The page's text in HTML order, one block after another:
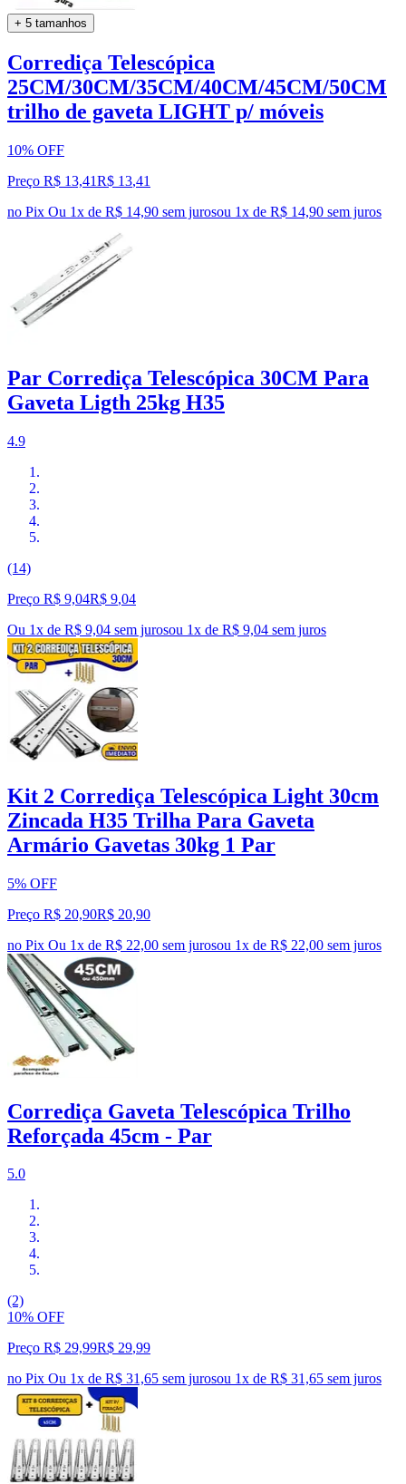
+ 5 tamanhos
Corrediça Telescópica
25CM/30CM/35CM/40CM/45CM/50CM
trilho de gaveta LIGHT p/ móveis
10% OFF
Preço R$ 13,41R$ 13,41
no Pix Ou 1x de R$ 14,90 sem jurosou 1x de R$ 14,90 sem juros
Par Corrediça Telescópica 30CM Para
Gaveta Ligth 25kg H35
4.9
(14)
Preço R$ 9,04R$ 9,04
Ou 1x de R$ 9,04 sem jurosou 1x de R$ 9,04 sem juros
Kit 2 Corrediça Telescópica Light 30cm
Zincada H35 Trilha Para Gaveta
Armário Gavetas 30kg 1 Par
5% OFF
Preço R$ 20,90R$ 20,90
no Pix Ou 1x de R$ 22,00 sem jurosou 1x de R$ 22,00 sem juros
Corrediça Gaveta Telescópica Trilho
Reforçada 45cm - Par
5.0
(2)
10% OFF
Preço R$ 29,99R$ 29,99
no Pix Ou 1x de R$ 31,65 sem jurosou 1x de R$ 31,65 sem juros